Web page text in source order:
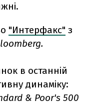
"Интерфакс" з
в останній
динаміку:
& Poor's 500